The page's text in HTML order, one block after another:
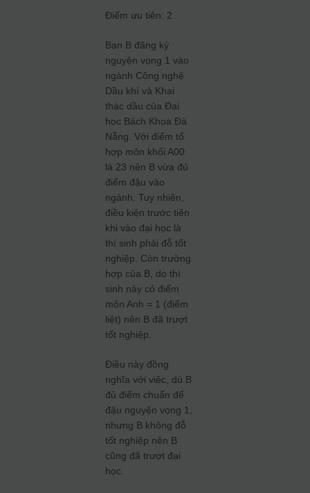
Điểm ưu tiên: 2
Bạn B đăng ký
nguyện vọng 1 vào
ngành Công nghệ
Dầu khí và Khai
thác dầu của Đại
học Bách Khoa Đà
Nẵng. Với điểm tổ
hợp môn khối A00
là 23 nên B vừa đủ
điểm đậu vào
ngành. Tuy nhiên,
điều kiện trước tiên
khi vào đại học là
thí sinh phải đỗ tốt
nghiệp. Còn trường
hợp của B, do thí
sinh này có điểm
môn Anh = 1 (điểm
liệt) nên B đã trượt
tốt nghiệp.
Điều này đồng
nghĩa với việc, dù B
đủ điểm chuẩn để
đậu nguyện vọng 1,
nhưng B không đỗ
tốt nghiệp nên B
cũng đã trượt đại
học.